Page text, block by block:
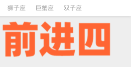
狮子座 巨蟹座 双子座